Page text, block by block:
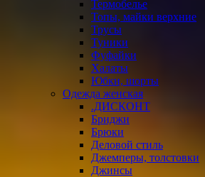
Термобелье
Топы, майки верхние
Трусы
Туники
Фуфайки
Халаты
Юбки, шорты
Одежда женская
.ДИСКОНТ
Бриджи
Брюки
Деловой стиль
Джемперы, толстовки
Джинсы